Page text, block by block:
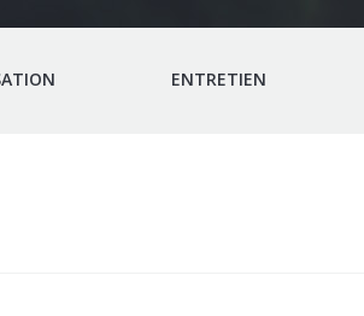
ENTRETIEN